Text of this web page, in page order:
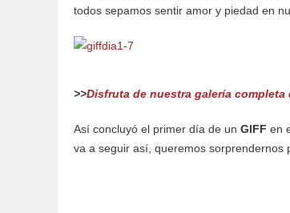
todos sepamos sentir amor y piedad en
>>Disfruta de nuestra galería completa
Así concluyó el primer día de un GIFF en
va a seguir así, queremos sorprendernos